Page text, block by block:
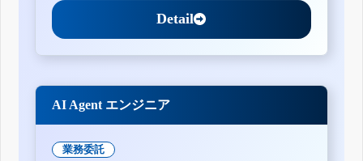
Detail
AI Agent エンジニア
業務委託